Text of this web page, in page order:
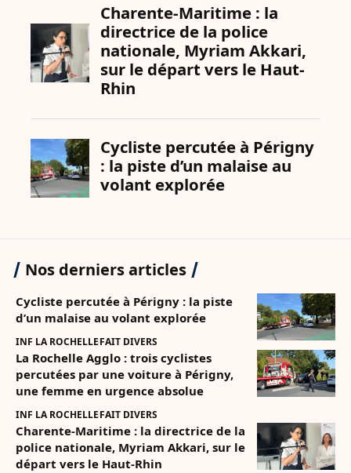
Nos derniers articles
Cycliste percutée à Périgny : la piste
d’un malaise au volant explorée
INF LA ROCHELLEFAIT DIVERS
La Rochelle Agglo : trois cyclistes
percutées par une voiture à Périgny,
une femme en urgence absolue
INF LA ROCHELLEFAIT DIVERS
Charente-Maritime : la directrice de la
police nationale, Myriam Akkari, sur le
départ vers le Haut-Rhin